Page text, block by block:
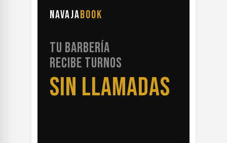
NAVAJABOOK
TU BARBERÍA
RECIBE TURNOS
SIN LLAMADAS